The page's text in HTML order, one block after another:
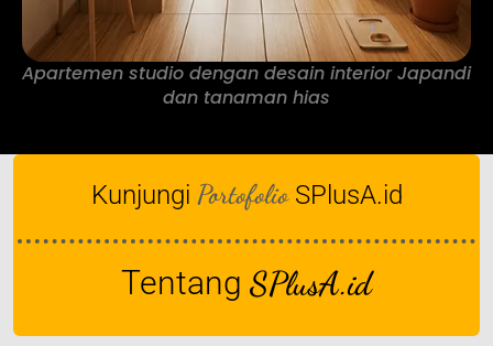
Apartemen studio dengan desain interior Japandi
dan tanaman hias
Kunjungi Portofolio SPlusA.id
Tentang SPlusA.id